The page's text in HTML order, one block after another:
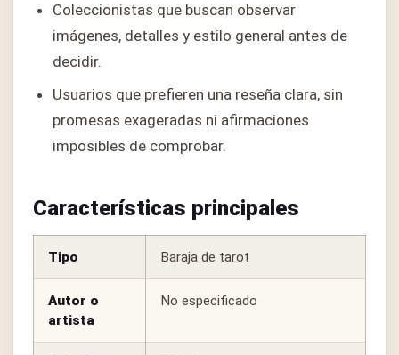
Coleccionistas que buscan observar
imágenes, detalles y estilo general antes de
decidir.
Usuarios que prefieren una reseña clara, sin
promesas exageradas ni afirmaciones
imposibles de comprobar.
Características principales
Tipo Baraja de tarot
Autor o
artista
No especificado